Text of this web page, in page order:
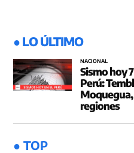
● LO ÚLTIMO
NACIONAL
Sismo hoy
Perú:
regiones
● TOP